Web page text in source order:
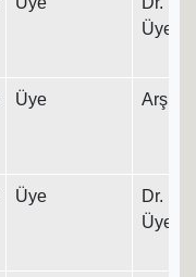
Üyesi
Üye Arş.
Üye
Dr.
Üyesi